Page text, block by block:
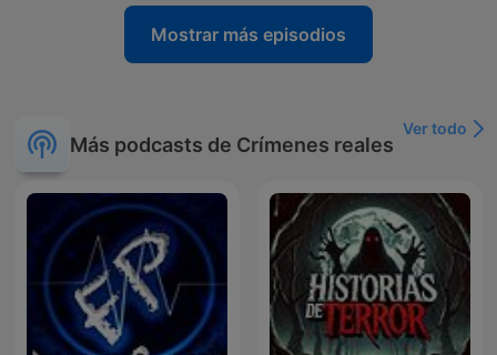
Mostrar más episodios
Más podcasts de Crímenes reales
Ver todo